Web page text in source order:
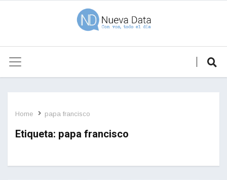
Home papa francisco
Etiqueta: papa francisco